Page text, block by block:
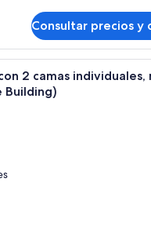
Consultar precios y
Habitación de
2 camas
Building)